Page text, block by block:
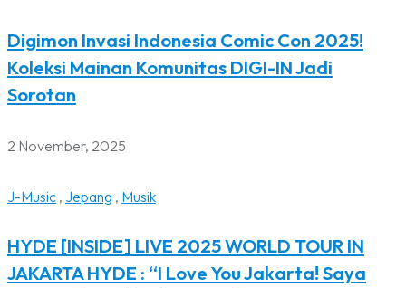
Digimon Invasi Indonesia Comic Con 2025!
Koleksi Mainan Komunitas DIGI-IN Jadi
Sorotan
2 November, 2025
J-Music , Jepang , Musik
HYDE [INSIDE] LIVE 2025 WORLD TOUR IN
JAKARTA HYDE : “I Love You Jakarta! Saya